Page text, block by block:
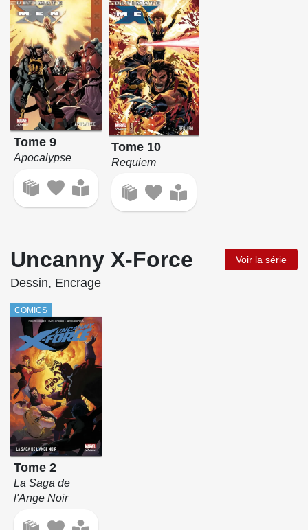
Tome 9
Apocalypse
Tome 10
Requiem
Uncanny X-Force Voir la série
Dessin, Encrage
COMICS
Tome 2
La Saga de
l'Ange Noir